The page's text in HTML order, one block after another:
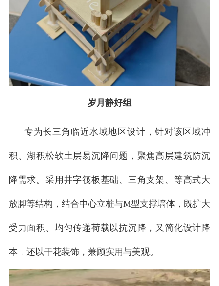
岁月静好组
专为长三角临近水域地区设计，针对该区域冲
积、湖积松软土层易沉降问题，聚焦高层建筑防沉
降需求。采用井字筏板基础、三角支架、等高式大
放脚等结构，结合中心立桩与M型支撑墙体，既扩大
受力面积、均匀传递荷载以抗沉降，又简化设计降
本，还以干花装饰，兼顾实用与美观。